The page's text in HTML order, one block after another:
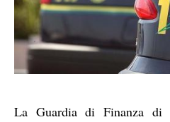
La Guardia di Finanza di